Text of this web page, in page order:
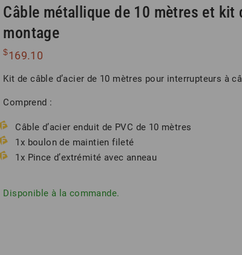
Câble métallique de 10 mètres et kit
montage
$169.10
Kit de câble d’acier de 10 mètres pour interrupteurs à
Comprend :
Câble d’acier enduit de PVC de 10 mètres
1x boulon de maintien fileté
1x Pince d’extrémité avec anneau
Disponible à la commande.